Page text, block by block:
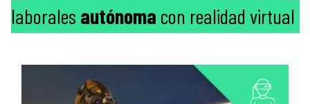
laborales autónoma con realidad virtual